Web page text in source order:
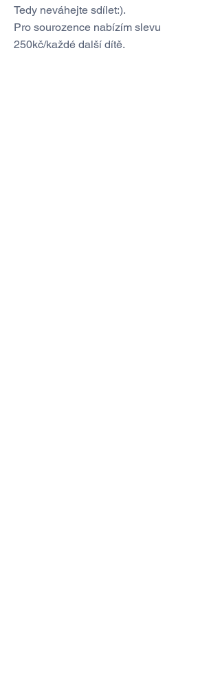
Tedy neváhejte sdílet:).
Pro sourozence nabízím slevu
250kč/každé další dítě.